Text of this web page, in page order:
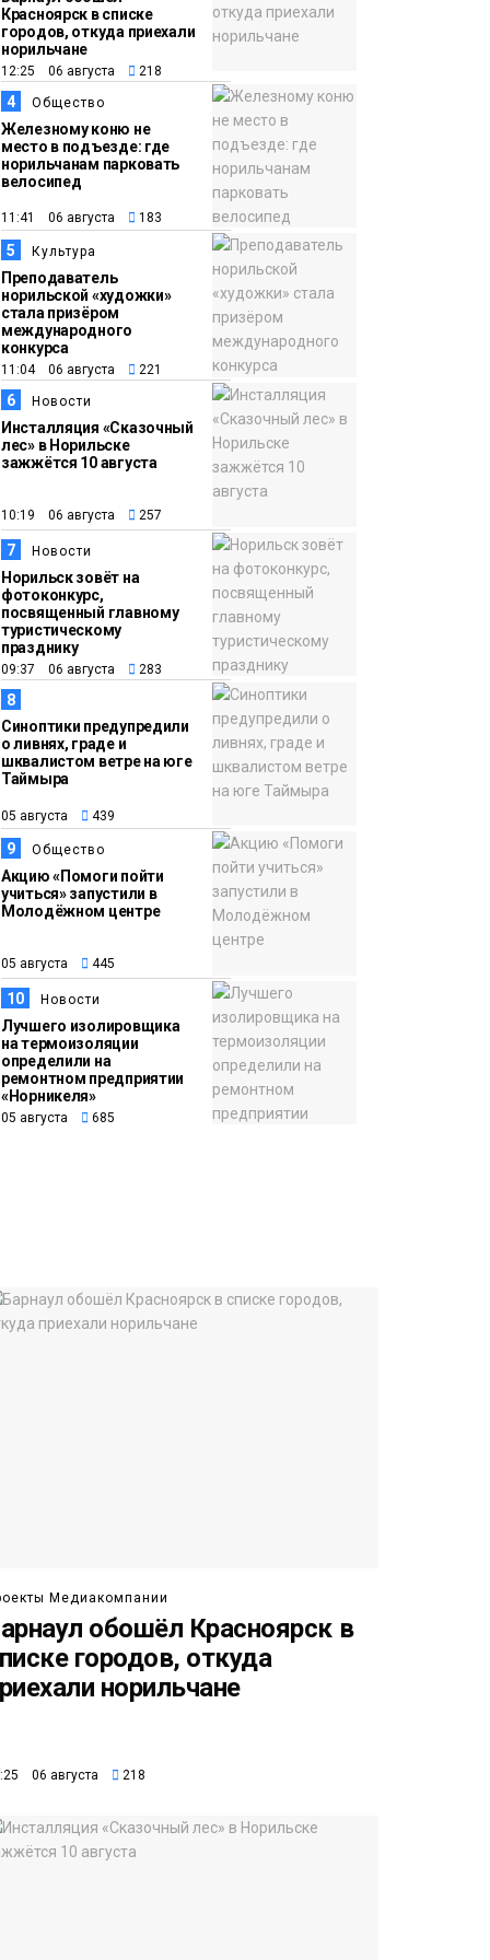
16:50
05 августа
Лучшего
изолировщика на
термоизоляции
определили на
ремонтном
предприятии
«Норникеля»
Красноярск в списке
городов, откуда приехали
норильчане
12:25 06 августа 218
4 Общество
Железному коню не
место в подъезде: где
норильчанам парковать
велосипед
11:41 06 августа 183
5 Культура
Преподаватель
норильской «художки»
стала призёром
международного
конкурса
11:04 06 августа 221
6 Новости
Инсталляция «Сказочный
лес» в Норильске
зажжётся 10 августа
10:19 06 августа 257
7 Новости
Норильск зовёт на
фотоконкурс,
посвященный главному
туристическому
празднику
09:37 06 августа 283
8
Синоптики предупредили
о ливнях, граде и
шквалистом ветре на юге
Таймыра
05 августа 439
9 Общество
Акцию «Помоги пойти
учиться» запустили в
Молодёжном центре
05 августа 445
10 Новости
Лучшего изолировщика
на термоизоляции
определили на
ремонтном предприятии
«Норникеля»
05 августа 685
Медиакомпании
обошёл Красноярск в
городов, откуда
норильчане
06 августа 218